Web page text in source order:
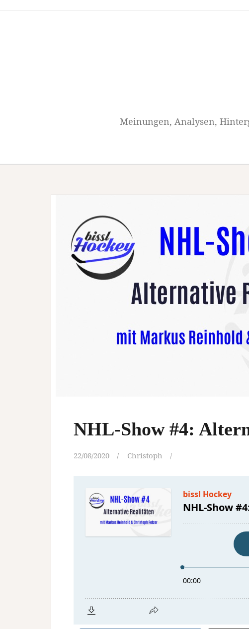
Meinungen, Analysen,
NHL-Show #4:
22/08/2020 Christoph